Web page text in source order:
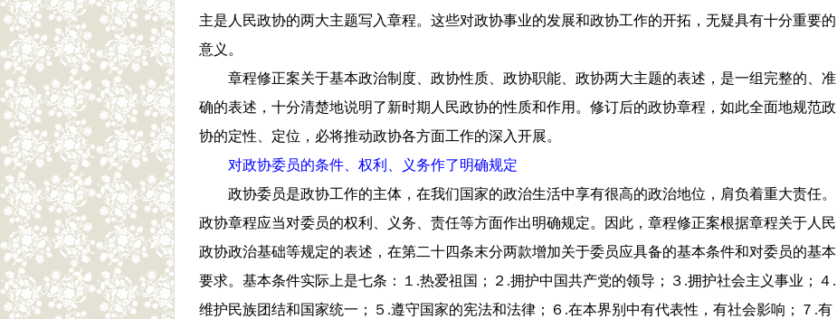
主是人民政协的两大主题写入章程。这些对政协事业的发展和政协工作的开拓，无疑具有十分重要的
意义。
章程修正案关于基本政治制度、政协性质、政协职能、政协两大主题的表述，是一组完整的、准
确的表述，十分清楚地说明了新时期人民政协的性质和作用。修订后的政协章程，如此全面地规范政
协的定性、定位，必将推动政协各方面工作的深入开展。
对政协委员的条件、权利、义务作了明确规定
政协委员是政协工作的主体，在我们国家的政治生活中享有很高的政治地位，肩负着重大责任。
政协章程应当对委员的权利、义务、责任等方面作出明确规定。因此，章程修正案根据章程关于人民
政协政治基础等规定的表述，在第二十四条末分两款增加关于委员应具备的基本条件和对委员的基本
要求。基本条件实际上是七条：１.热爱祖国；２.拥护中国共产党的领导；３.拥护社会主义事业；４.
维护民族团结和国家统一；５.遵守国家的宪法和法律；６.在本界别中有代表性，有社会影响；７.有